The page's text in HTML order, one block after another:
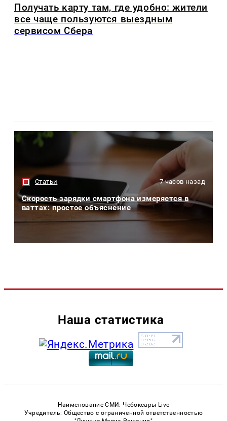
Получать карту там, где удобно: жители
все чаще пользуются выездным
сервисом Сбера
Статьи 7 часов назад
Скорость зарядки смартфона измеряется в
ваттах: простое объяснение
Наша статистика
Наименование СМИ: Чебоксары Live
Учредитель: Общество с ограниченной ответственностью